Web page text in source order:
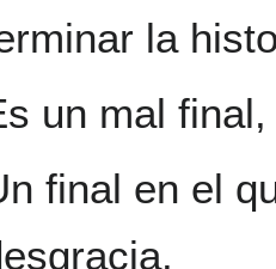
la
un mal
final en el